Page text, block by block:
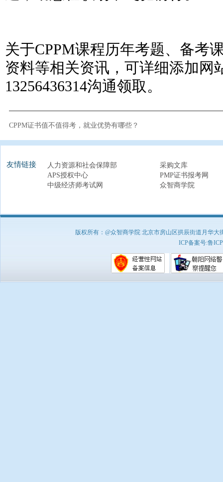
关于CPPM课程历年考题、备考
资料等相关资讯，可详细添加网
13256436314沟通领取。
CPPM证书值不值得考，就业优势有哪些？
友情链接 人力资源和社会保障部
采购文库
APS授权中心
PMP证书报考网
中级经济师考试网
众智商学院
版权所有：@众智商学院 北京市房山区拱辰街道月华
ICP备案号:鲁